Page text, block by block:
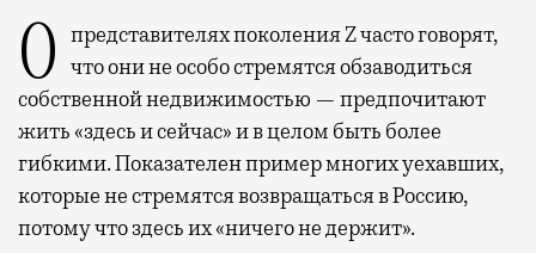
О представителях поколения Z часто говорят, что они не особо стремятся обзаводиться
собственной недвижимостью — предпочитают
жить «здесь и сейчас» и в целом быть более
гибкими. Показателен пример многих уехавших,
которые не стремятся возвращаться в Россию,
потому что здесь их «ничего не держит».